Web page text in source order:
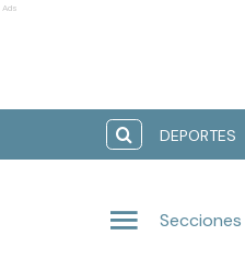
Ads
DEPORTES
Secciones